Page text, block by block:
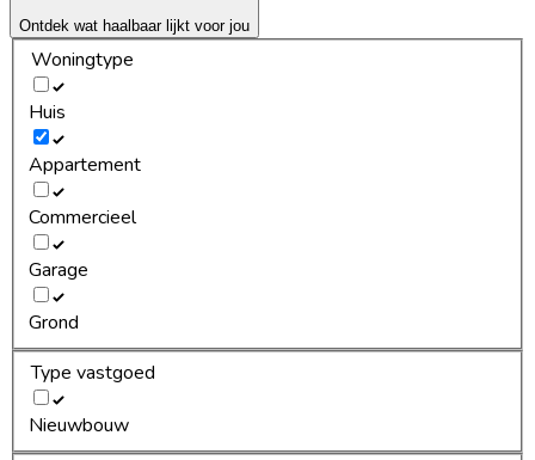
Ontdek wat haalbaar lijkt voor jou
Woningtype
Huis
Appartement
Commercieel
Garage
Grond
Type vastgoed
Nieuwbouw